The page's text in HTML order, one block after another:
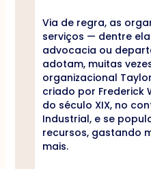
Via de regra, as
serviços — dentre
advocacia ou
adotam, muitas
organizacional
criado por Frederick
do século XIX, no
Industrial, e se
recursos, gastando
mais.